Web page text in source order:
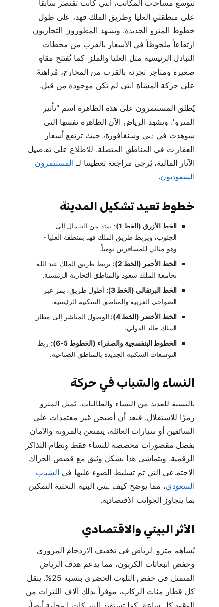
تتوسع مساحات المكاتب، التي كانت تقتصر سابقاً
على منطقتي العليا وطريق الملك فهد، على طول
خطوط المترو الجديدة. ويشهد المطورون التجاريون
ارتفاعاً ملحوظاً في الأسعار بالقرب من محطات
التبادل الرئيسية مثل العليا والملز. كما تُفتتح مقاهٍ
صغيرة ومتاجر تجزئة بالقرب من المخارج، مُراهنةً
على حركة المشاة التي لم تكن موجودة من قبل.
يُطلق المستثمرون على هذه الظاهرة اسم "تأثير
المترو". وتشهد الرياض الآن الظاهرة نفسها التي
شوهدت في دبي وسنغافورة، حيث ترتفع أسعار
العقارات في المناطق المتصلة. للاطلاع على تفاصيل
الآثار المالية، يُرجى مراجعة تغطيتنا لـ المستثمرون
السعوديون.
خطوط تعيد تشكيل المدينة
الخط الأزرق (الخط 1):
يمتد من الشمال إلى
الجنوب، ويربط طريق الملك فهد بمنطقة العليا -
وهو مثالي للمسافرين يومياً.
الخط الأحمر (الخط 2):
يربط طريق الملك عبد الله
بجامعة الملك سعود والمناطق التجارية الرئيسية.
الخط البرتقالي (الخط 3):
أطول طريق، يمر عبر
الضواحي الغربية والمناطق السكنية الرئيسية.
الخط الأخضر (الخط 4):
الوصول المباشر إلى مطار
الملك خالد الدولي.
الخطوط البنفسجية والصفراء (الخطوط 5-6):
ربط
التوسعات السكنية الجديدة بالمناطق الصناعية.
النساء والشباب في حركة
بالنسبة للعديد من النساء والطالبات، يُمثل المترو
رمزًا للاستقلال. فبعد أن أصبحن غير معتمدات على
السائقين أو سيارات العائلة، يتمتعن بالمرونة والأمان
بفضل مقصورات مخصصة للنساء فقط ونظام التذاكر
الرقمية. ويتماشى هذا بشكل وثيق مع قصص الحراك
الاجتماعي التي تم تسليط الضوء عليها في الشباب
السعودي، مما يوضح كيف تبني البنية التحتية التمكين
بما يتجاوز الجوانب الاقتصادية.
الأثر البيئي والاقتصادي
يُساهم مترو الرياض في تخفيف الازدحام المروري
وخفض انبعاثات الكربون، مما يدعم هدف الرياض
المتمثل في خفض التلوث الحضري بنسبة 25%. ينقل
كل قطار مئات الركاب، موفراً بذلك آلاف اللترات من
الوقود كل ساعة. كما تستفيد الشركات المحلية أيضاً،